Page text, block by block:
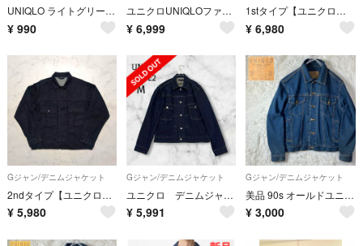
UNIQLO ライトグリーン デニムジャケット Lサイズ ☆3243
¥ 990
ユニクロUNIQLOファーストタイプデニムジャケット濃紺1st 3XL
¥ 6,999
1stタイプ【ユニクロ】デニムジャケット/濃紺/506XXモデル/XL
¥ 6,980
Gジャン/デニムジャケット
2ndタイプ【ユニクロ】デニムジャケット/濃紺/507XXモデル/L
¥ 5,980
Gジャン/デニムジャケット
ユニクロ デニムジャケット 2nd TYPE2 濃紺 ネイビー M メンズ
¥ 5,991
Gジャン/デニムジャケット
美品 90s オールドユニクロ デニムジャケット Gジャン インディゴ S
¥ 3,000